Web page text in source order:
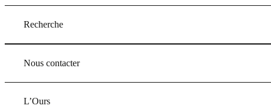
Recherche
Nous contacter
L’Ours